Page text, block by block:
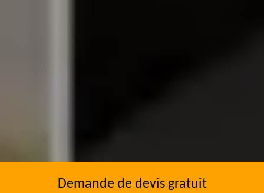
Demande de devis gratuit